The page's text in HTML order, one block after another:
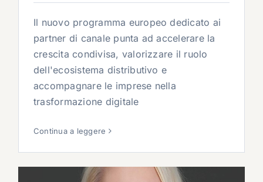
Il nuovo programma europeo dedicato ai
partner di canale punta ad accelerare la
crescita condivisa, valorizzare il ruolo
dell'ecosistema distributivo e
accompagnare le imprese nella
trasformazione digitale
Continua a leggere